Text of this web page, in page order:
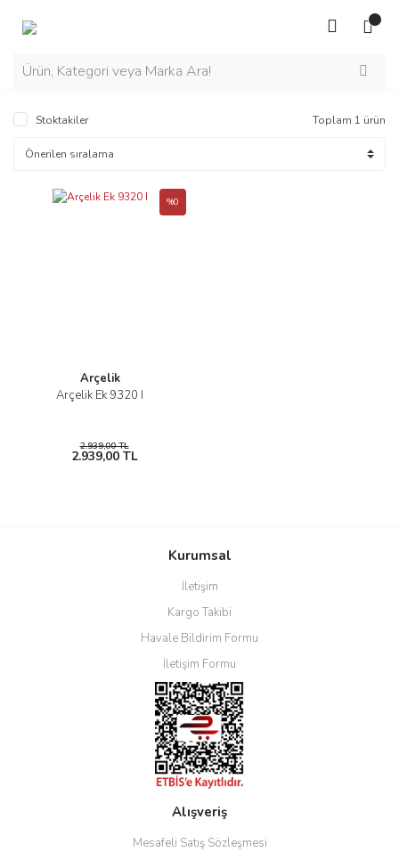
Stoktakiler Toplam 1 ürün
Arçelik
Arçelik Ek 9320 I
%0
2.939,00 TL
2.939,00 TL
Kurumsal
İletişim
Kargo Takibi
Havale Bildirim Formu
İletişim Formu
Alışveriş
Mesafeli Satış Sözleşmesi